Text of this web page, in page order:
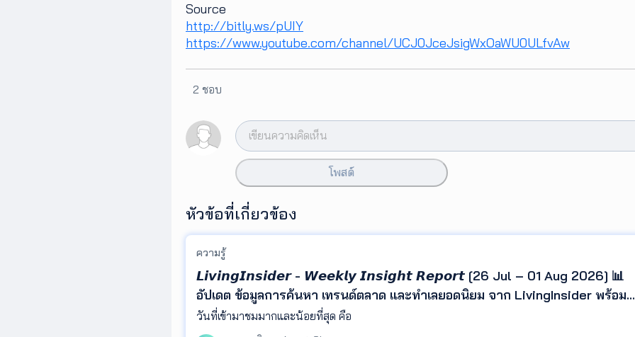
Source
http://bitly.ws/pUIY
https://www.youtube.com/channel/UCJ0JceJsigWxOaWU0ULfvAw
2 ชอบ
โพสต์
หัวข้อที่เกี่ยวข้อง
ความรู้
𝙇𝙞𝙫𝙞𝙣𝙜𝙄𝙣𝙨𝙞𝙙𝙚𝙧 - 𝙒𝙚𝙚𝙠𝙡𝙮 𝙄𝙣𝙨𝙞𝙜𝙝𝙩 𝙍𝙚𝙥𝙤𝙧𝙩 [26 Jul – 01 Aug 2026] 📊
อัปเดต ข้อมูลการค้นหา เทรนด์ตลาด และทำเลยอดนิยม จาก LivingInsider พร้อม
Insight ที่ช่วยให้คุณเข้าใจพฤติกรรมผู้ค้นหา และติดตามทิศทางตลาดอสังหาริมทรั
ในที่เดียว
วันที่เข้ามาชมมากและน้อยที่สุด คือ